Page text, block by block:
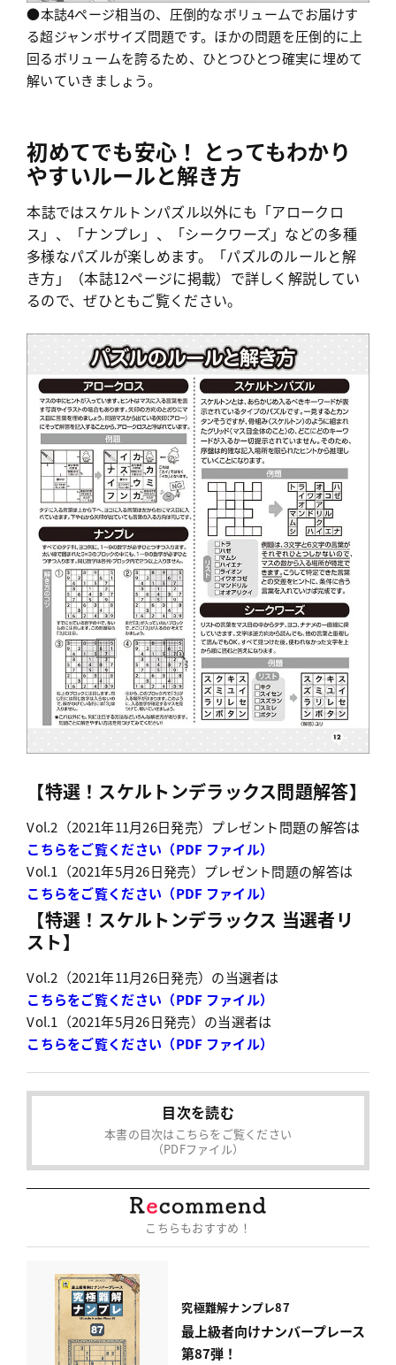
●本誌4ページ相当の、圧倒的なボリュームでお届けす
る超ジャンボサイズ問題です。ほかの問題を圧倒的に上
回るボリュームを誇るため、ひとつひとつ確実に埋めて
解いていきましょう。
初めてでも安心！ とってもわかり
やすいルールと解き方
本誌ではスケルトンパズル以外にも「アロークロ
ス」、「ナンプレ」、「シークワーズ」などの多種
多様なパズルが楽しめます。「パズルのルールと解
き方」（本誌12ページに掲載）で詳しく解説してい
るので、ぜひともご覧ください。
【特選！スケルトンデラックス問題解答】
Vol.2（2021年11月26日発売）プレゼント問題の解答は
こちらをご覧ください（PDF ファイル）
Vol.1（2021年5月26日発売）プレゼント問題の解答は
こちらをご覧ください（PDF ファイル）
【特選！スケルトンデラックス 当選者リ
スト】
Vol.2（2021年11月26日発売）の当選者は
こちらをご覧ください（PDF ファイル）
Vol.1（2021年5月26日発売）の当選者は
こちらをご覧ください（PDF ファイル）
目次を読む
本書の目次はこちらをご覧ください
（PDFファイル）
こちらもおすすめ！
究極難解ナンプレ87
最上級者向けナンバープレース
第87弾！